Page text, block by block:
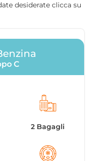
desiderate clicca su
C
2 Bagagli